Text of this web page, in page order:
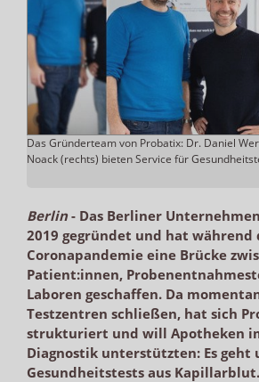
Das Gründerteam von Probatix: Dr. Daniel
Noack (rechts) bieten Service für
Berlin- Das Berliner
2019 gegründet und hat während
Coronapandemie eine Brücke
Patient:innen,
Laboren geschaffen. Da
Testzentren schließen, hat sich
strukturiert und will Apotheken
Diagnostik unterstützten: Es geht
Gesundheitstests aus Kapillarblut.